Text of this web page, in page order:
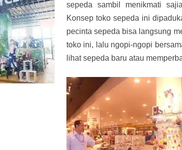
sepeda sambil menikmati
Konsep toko sepeda ini
pecinta sepeda bisa langsung
toko ini, lalu ngopi-ngopi
lihat sepeda baru atau